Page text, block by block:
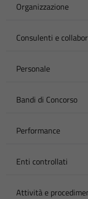
Organizzazione
Consulenti e
Personale
Bandi di Concorso
Performance
Enti controllati
Attività e